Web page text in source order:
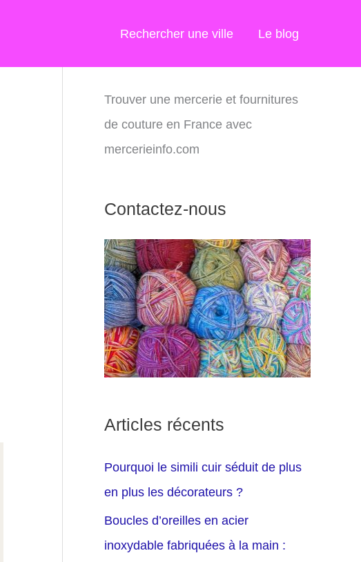
Rechercher une ville Le blog
Trouver une mercerie et fournitures
de couture en France avec
mercerieinfo.com
Contactez-nous
Articles récents
Pourquoi le simili cuir séduit de plus
en plus les décorateurs ?
Boucles d’oreilles en acier
inoxydable fabriquées à la main :